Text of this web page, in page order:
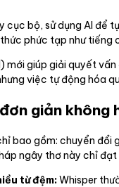
cục bộ, sử dụng AI để
phức tạp như tiếng
mới giúp giải quyết
việc tự động hóa
giản không
bao gồm: chuyển
ngây thơ này chỉ
từ đệm:Whisper